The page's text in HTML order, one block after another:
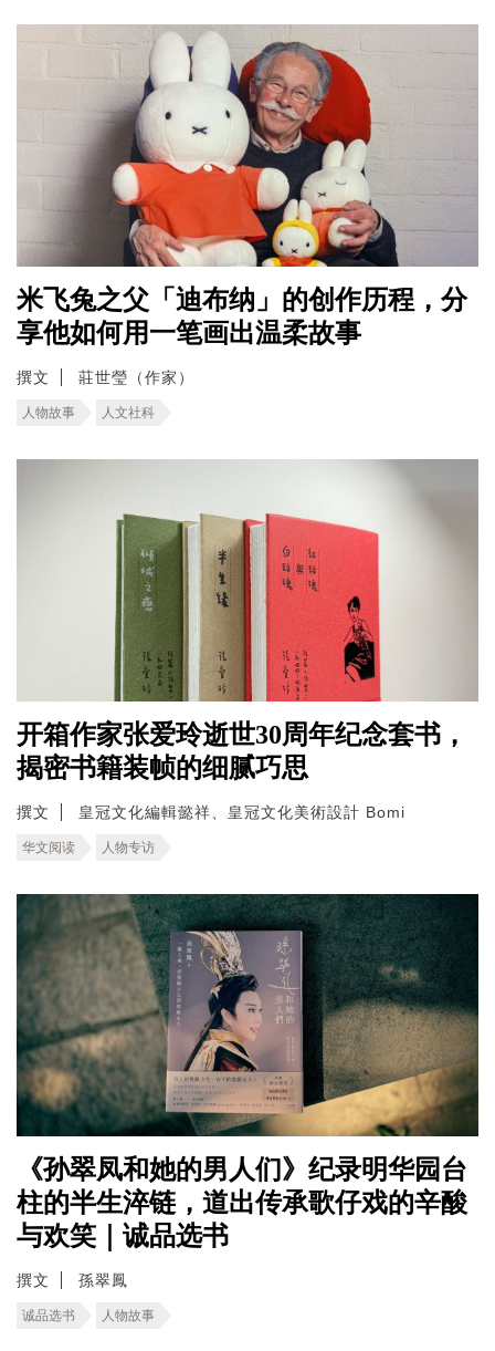
米飞兔之父「迪布纳」的创作历程，分
享他如何用一笔画出温柔故事
撰文 莊世瑩（作家）
人物故事 人文社科
开箱作家张爱玲逝世30周年纪念套书，
揭密书籍装帧的细腻巧思
撰文 皇冠文化編輯懿祥、皇冠文化美術設計 Bomi
华文阅读 人物专访
《孙翠凤和她的男人们》纪录明华园台
柱的半生淬链，道出传承歌仔戏的辛酸
与欢笑｜诚品选书
撰文 孫翠鳳
诚品选书 人物故事